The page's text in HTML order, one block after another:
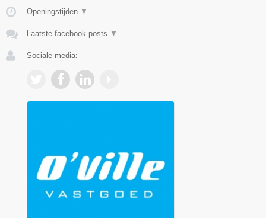
Openingstijden ▼
Laatste facebook posts ▼
Sociale media: